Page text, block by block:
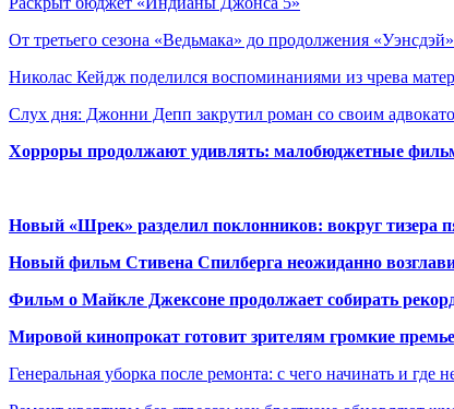
От третьего сезона «Ведьмака» до продолжения
Николас Кейдж поделился воспоминаниями из чрева
Слух дня: Джонни Депп закрутил роман со своим
Хорроры продолжают удивлять: малобюджетные
Новый «Шрек» разделил поклонников: вокруг тизера
Новый фильм Стивена Спилберга неожиданно
Фильм о Майкле Джексоне продолжает собирать
Мировой кинопрокат готовит зрителям громкие
Генеральная уборка после ремонта: с чего начинать и где